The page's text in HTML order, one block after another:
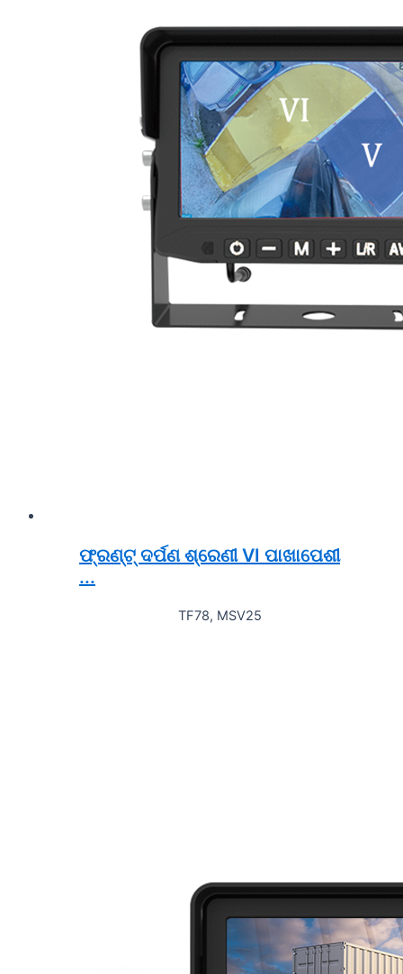
ଫ୍ରଣ୍ଟ୍ ଦର୍ପଣ ଶ୍ରେଣୀ VI ପାଖାପେଶୀ
...
TF78, MSV25